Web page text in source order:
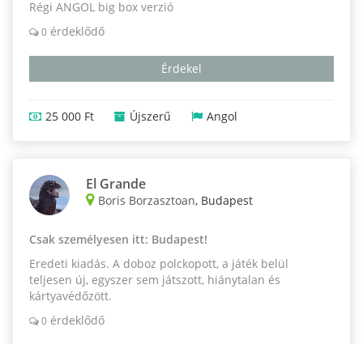
Régi ANGOL big box verzió
0 érdeklődő
Érdekel
25 000 Ft Újszerű Angol
El Grande
Boris Borzasztoan, Budapest
Csak személyesen itt: Budapest!
Eredeti kiadás. A doboz polckopott, a játék belül
teljesen új, egyszer sem játszott, hiánytalan és
kártyavédőzött.
0 érdeklődő